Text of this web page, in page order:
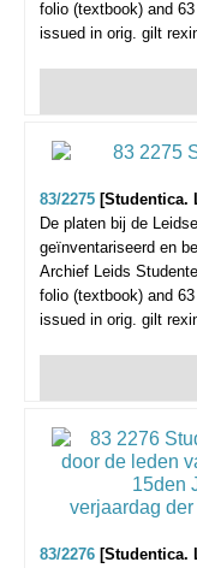
folio (textbook) and
issued in orig. gilt
83/2275 [Studentica.
De platen bij de
geïnventariseerd en
Archief Leids
folio (textbook) and
issued in orig. gilt
83/2276 [Studentica.